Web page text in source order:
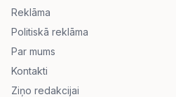
Reklāma
Politiskā reklāma
Par mums
Kontakti
Ziņo redakcijai